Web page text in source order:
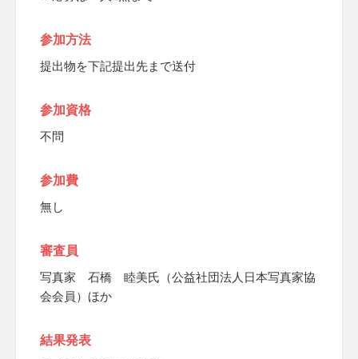
参加方法
提出物を下記提出先まで送付
参加資格
不問
参加費
無し
審査員
写真家 石橋 睦美氏（公益社団法人日本写真家協
会会員）ほか
結果発表